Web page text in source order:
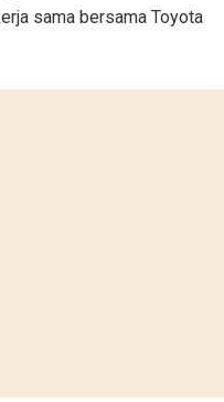
sama bersama Toyota